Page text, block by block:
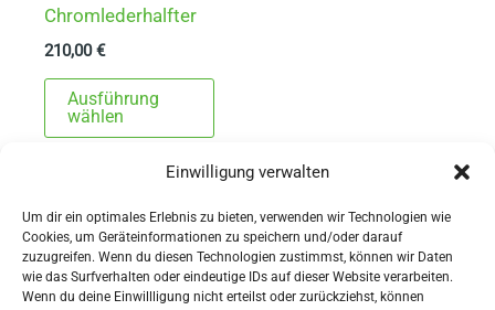
Einwilligung verwalten
Um dir ein optimales Erlebnis zu bieten, verwenden wir Technologien wie
Cookies, um Geräteinformationen zu speichern und/oder darauf
zuzugreifen. Wenn du diesen Technologien zustimmst, können wir Daten
wie das Surfverhalten oder eindeutige IDs auf dieser Website verarbeiten.
Wenn du deine Einwillligung nicht erteilst oder zurückziehst, können
Chromlederhalfter
210,00€
Ausführung
wählen
Dieses
mehrere
Varianten
auf.
Die
Optionen